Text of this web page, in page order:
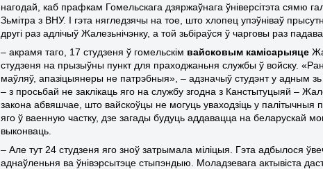
нагодай, каб прафкам Гомельскага дзяржаўнага ўніверсітэта сямю
Зьмітра з ВНУ. І гэта нягледзячы на тое, што хлопец упэўніваў
другі раз адлічыў Жалезьнічэнку, а той зьбіраўся ў чарговы раз
– акрамя таго, 17 студзеня ў гомельскім вайсковым камісарыяце
студзеня на прызыўны пункт для праходжаньня службы ў войску.
маўляў, апазіцыянеры не патрэбныя», – адзначыў студэнт у адным зь
– з просьбай не заклікаць яго на службу згодна з Канстытуцыяй –
закона абвяшчае, што вайскоўцы не могуць уваходзіць у палітычныя
яго ў ваенную частку, дзе загады будуць аддавацца на беларускай
выконваць.
– Але тут 24 студзеня яго зноў затрымала міліцыя. Гэта адбылося
аднаўленьня ва ўнівэрсытэце стыпэндыю. Моладзевага актывіста